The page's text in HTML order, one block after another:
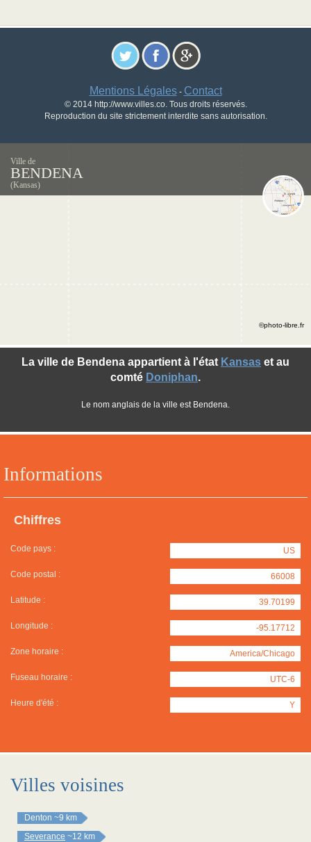
Mentions Légales- Contact
© 2014 http://www.villes.co. Tous droits réservés.
Reproduction du site strictement interdite sans autorisation.
Ville de
BENDENA
(Kansas)
Informations
Chiffres
Code pays : US
Code postal : 66008
Latitude : 39.70199
Longitude : -95.17712
Zone horaire : America/Chicago
Fuseau horaire : UTC-6
Heure d'été : Y
La ville de Bendena appartient à l'état Kansas et au
comté Doniphan.
Le nom anglais de la ville est Bendena.
©photo-libre.fr
Villes voisines
Denton ~9 km
Severance ~12 km